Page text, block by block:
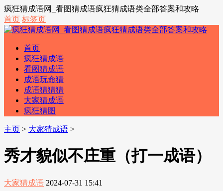
疯狂猜成语网_看图猜成语疯狂猜成语类全部答案和攻略
首页 标签页
首页
疯狂猜成语
看图猜成语
成语玩命猜
成语猜猜猜
大家猜成语
疯狂猜图
主页 > 大家猜成语 >
秀才貌似不庄重（打一成语）
大家猜成语 2024-07-31 15:41